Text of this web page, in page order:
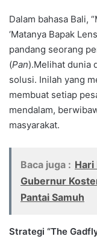
Dalam bahasa Bali,
‘Matanya Bapak
pandang seorang
(Pan).Melihat dunia
solusi. Inilah yang
membuat setiap
mendalam,
masyarakat.
Baca juga : Hari
Gubernur
Pantai Samuh
Strategi “The